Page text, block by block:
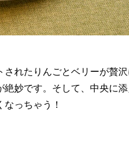
れたりんごとベリーが贅
妙です。そして、中央に
っちゃう！